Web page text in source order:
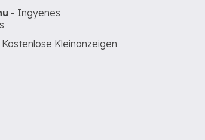
- Ingyenes
Kleinanzeigen